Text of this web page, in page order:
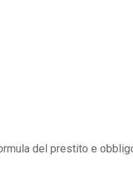
del prestito e